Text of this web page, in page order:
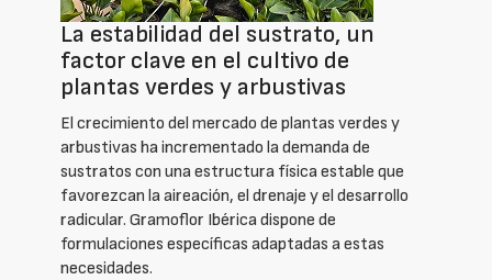
La estabilidad del sustrato, un
factor clave en el cultivo de
plantas verdes y arbustivas
El crecimiento del mercado de plantas verdes y
arbustivas ha incrementado la demanda de
sustratos con una estructura física estable que
favorezcan la aireación, el drenaje y el desarrollo
radicular. Gramoflor Ibérica dispone de
formulaciones específicas adaptadas a estas
necesidades.